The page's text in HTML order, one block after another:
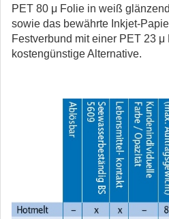
PET 80 μ Folie in weiß
sowie das bewährte Inkjet-
Festverbund mit einer PET 23 μ
kostengünstige Alternative.